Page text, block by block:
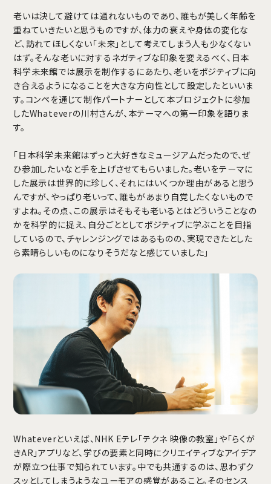
老いは決して避けては通れないものであり、誰もが美しく年齢を
重ねていきたいと思うものですが、体力の衰えや身体の変化な
ど、訪れてほしくない「未来」として考えてしまう人も少なくない
はず。そんな老いに対するネガティブな印象を変えるべく、日本
科学未来館では展示を制作するにあたり、老いをポジティブに向
き合えるようになることを大きな方向性として設定したといいま
す。コンペを通じて制作パートナーとして本プロジェクトに参加
したWhateverの川村さんが、本テーマへの第一印象を語りま
す。
「日本科学未来館はずっと大好きなミュージアムだったので、ぜ
ひ参加したいなと手を上げさせてもらいました。老いをテーマに
した展示は世界的に珍しく、それにはいくつか理由があると思う
んですが、やっぱり老いって、誰もがあまり自覚したくないもので
すよね。その点、この展示はそもそも老いるとはどういうことなの
かを科学的に捉え、自分ごととしてポジティブに学ぶことを目指
しているので、チャレンジングではあるものの、実現できたとした
ら素晴らしいものになりそうだなと感じていました」
Whateverといえば、NHK Eテレ「テクネ 映像の教室」や「らくが
きAR」アプリなど、学びの要素と同時にクリエイティブなアイデア
が際立つ仕事で知られています。中でも共通するのは、思わずク
スッとしてしまうようなユーモアの感覚があること。そのセンス